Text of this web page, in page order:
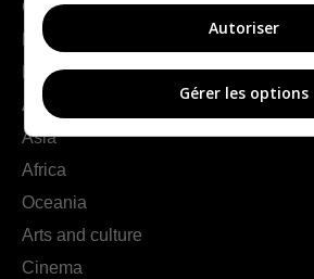
Geography
France
Europe
Americas
Asia
Africa
Oceania
Arts and culture
Cinema
Autoriser
Gérer les options